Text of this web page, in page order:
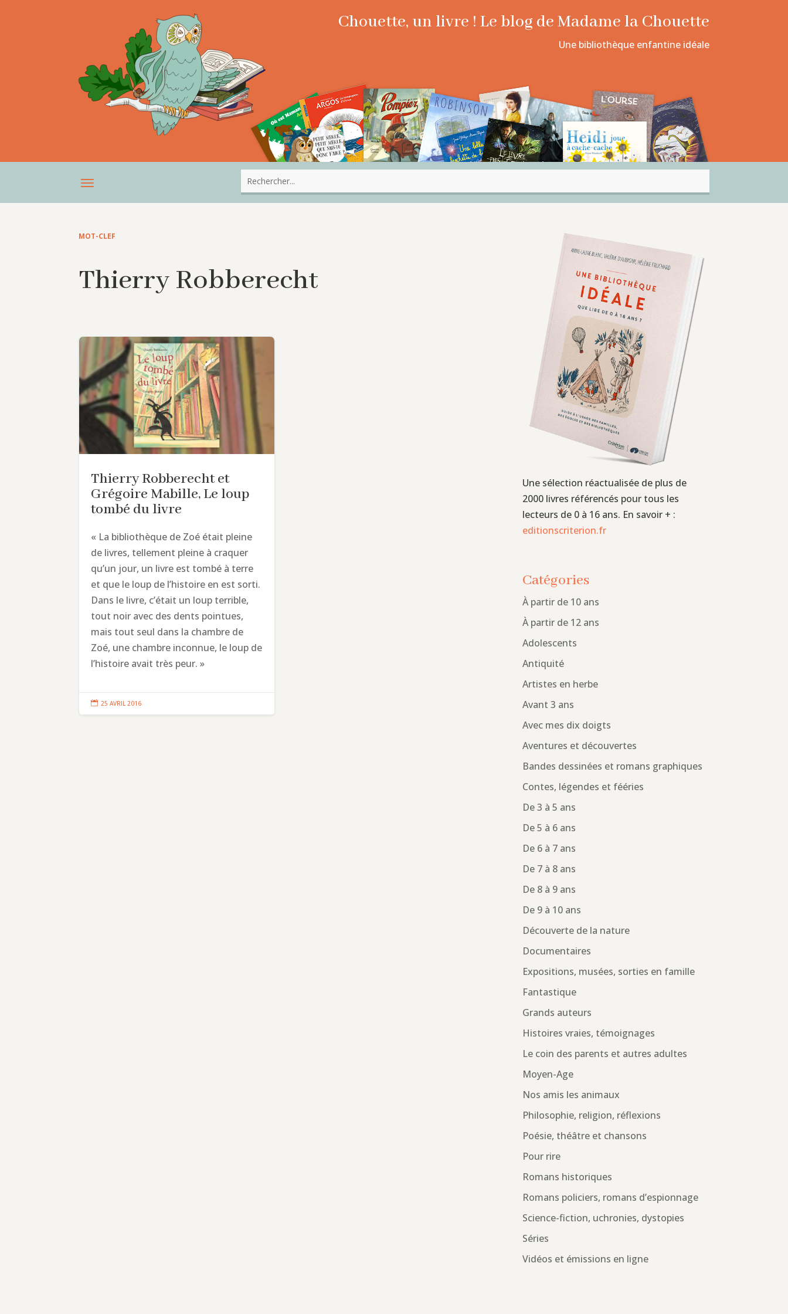
Chouette, un livre ! Le blog de Madame la Chouette
Une bibliothèque enfantine idéale
MOT-CLEF
Thierry Robberecht
Thierry Robberecht et
Grégoire Mabille, Le loup
tombé du livre
« La bibliothèque de Zoé était pleine
de livres, tellement pleine à craquer
qu’un jour, un livre est tombé à terre
et que le loup de l’histoire en est sorti.
Dans le livre, c’était un loup terrible,
tout noir avec des dents pointues,
mais tout seul dans la chambre de
Zoé, une chambre inconnue, le loup de
l’histoire avait très peur. »
 25 AVRIL 2016
Une sélection réactualisée de plus de
2000 livres référencés pour tous les
lecteurs de 0 à 16 ans. En savoir + :
editionscriterion.fr
Catégories
À partir de 10 ans
À partir de 12 ans
Adolescents
Antiquité
Artistes en herbe
Avant 3 ans
Avec mes dix doigts
Aventures et découvertes
Bandes dessinées et romans graphiques
Contes, légendes et fééries
De 3 à 5 ans
De 5 à 6 ans
De 6 à 7 ans
De 7 à 8 ans
De 8 à 9 ans
De 9 à 10 ans
Découverte de la nature
Documentaires
Expositions, musées, sorties en famille
Fantastique
Grands auteurs
Histoires vraies, témoignages
Le coin des parents et autres adultes
Moyen-Age
Nos amis les animaux
Philosophie, religion, réflexions
Poésie, théâtre et chansons
Pour rire
Romans historiques
Romans policiers, romans d’espionnage
Science-fiction, uchronies, dystopies
Séries
Vidéos et émissions en ligne